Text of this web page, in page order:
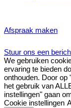
Afspraak maken
Stuur ons een
We gebruiken
ervaring te bieden
onthouden. Door
het gebruik van
instellingen" gaan
Cookie instellingen